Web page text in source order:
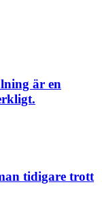
är en
tidigare trott